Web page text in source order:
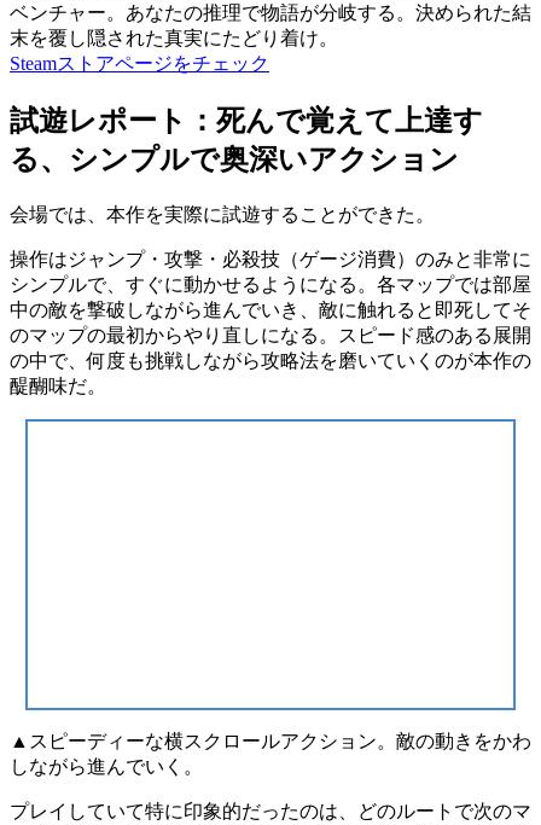
ベンチャー。あなたの推理で物語が分岐する。決められた結
末を覆し隠された真実にたどり着け。
Steamストアページをチェック
試遊レポート：死んで覚えて上達す
る、シンプルで奥深いアクション
会場では、本作を実際に試遊することができた。
操作はジャンプ・攻撃・必殺技（ゲージ消費）のみと非常に
シンプルで、すぐに動かせるようになる。各マップでは部屋
中の敵を撃破しながら進んでいき、 敵に触れると即死してそ
のマップの最初からやり直しになる。スピード感のある展開
の中で、何度も挑戦しながら攻略法を磨いていく のが本作の
醍醐味だ。
▲スピーディーな横スクロールアクション。敵の動きをかわ
しながら進んでいく。
プレイしていて特に印象的だったのは、
どのルートで次のマ